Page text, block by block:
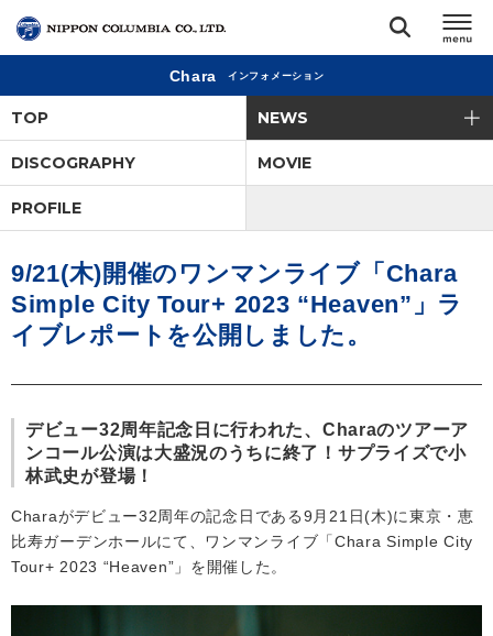
閉じる
アーティスト
ジャンル
ランキング
直営ショップ
会社情報
サイトマップ
Chara インフォメーション
TOP NEWS
DISCOGRAPHY MOVIE
PROFILE
9/21(木)開催のワンマンライブ「Chara
Simple City Tour+ 2023 “Heaven”」ラ
イブレポートを公開しました。
デビュー32周年記念日に行われた、Charaのツアーア
ンコール公演は大盛況のうちに終了！サプライズで小
林武史が登場！
Charaがデビュー32周年の記念日である9月21日(木)に東京・恵
比寿ガーデンホールにて、ワンマンライブ「Chara Simple City
Tour+ 2023 “Heaven”」を開催した。